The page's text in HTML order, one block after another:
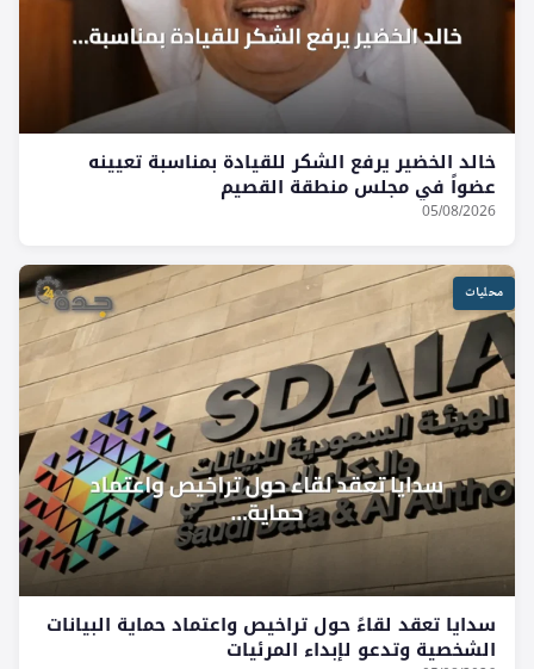
خالد الخضير يرفع الشكر للقيادة بمناسبة تعيينه
عضواً في مجلس منطقة القصيم
05/08/2026
محليات
سدايا تعقد لقاءً حول تراخيص واعتماد حماية البيانات
الشخصية وتدعو لإبداء المرئيات